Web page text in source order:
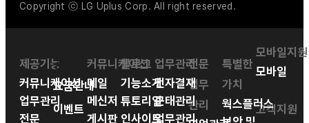
Copyright ⓒ LG Uplus Corp. All right reserved.
제공기능
커뮤니케이션
업무관리
전문
공간
요금안내
이벤트
커뮤니케이션
메일
메신저
게시판
블로그
기능소개
튜토리얼
인사이트
업무관리
전자결재
근태관리
업무관리
전문
업무
관리
특별한
가치
웍스플러스
모바일지원
모바일
고객지원